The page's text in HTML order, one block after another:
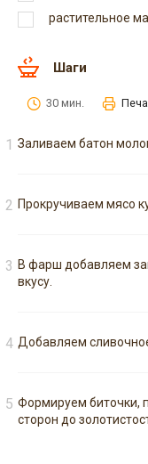
растительное
Шаги
30 мин.
Заливаем батон
Прокручиваем мясо
В фарш добавляем
вкусу.
Добавляем
Формируем биточки,
сторон до